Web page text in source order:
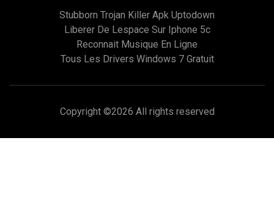
Stubborn Trojan Killer Apk Uptodown
Liberer De Lespace Sur Iphone 5c
Reconnait Musique En Ligne
Tous Les Drivers Windows 7 Gratuit
Copyright ©2026 All rights reserved